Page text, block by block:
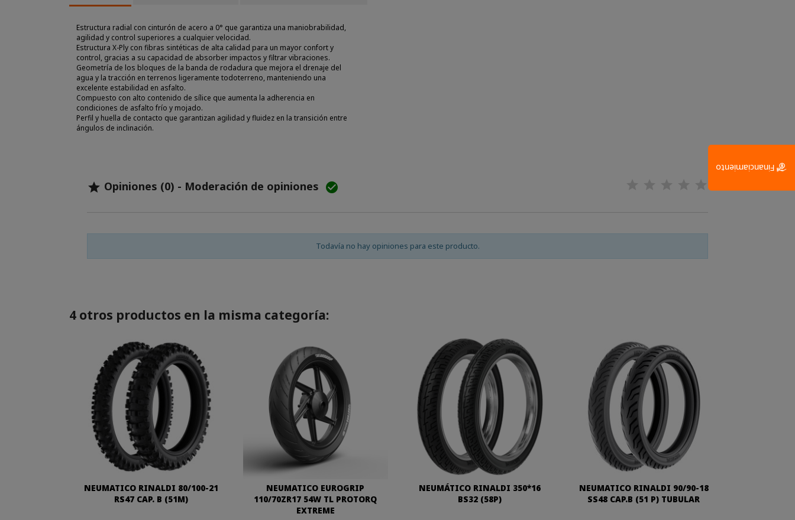
Estructura radial con cinturón de acero a 0° que garantiza una maniobrabilidad,
agilidad y control superiores a cualquier velocidad.
Estructura X-Ply con fibras sintéticas de alta calidad para un mayor confort y
control, gracias a su capacidad de absorber impactos y filtrar vibraciones.
Geometría de los bloques de la banda de rodadura que mejora el drenaje del
agua y la tracción en terrenos ligeramente todoterreno, manteniendo una
excelente estabilidad en asfalto.
Compuesto con alto contenido de sílice que aumenta la adherencia en
condiciones de asfalto frío y mojado.
Perfil y huella de contacto que garantizan agilidad y fluidez en la transición entre
ángulos de inclinación.
 Opiniones (0) - Moderación de opiniones 
Todavía no hay opiniones para este producto.
4 otros productos en la misma categoría:
NEUMATICO RINALDI 80/100-21
RS47 CAP. B (51M)
NEUMATICO EUROGRIP
110/70ZR17 54W TL PROTORQ
EXTREME
NEUMÁTICO RINALDI 350*16
BS32 (58P)
NEUMATICO RINALDI 90/90-18
SS48 CAP.B (51 P) TUBULAR
Financiamiento